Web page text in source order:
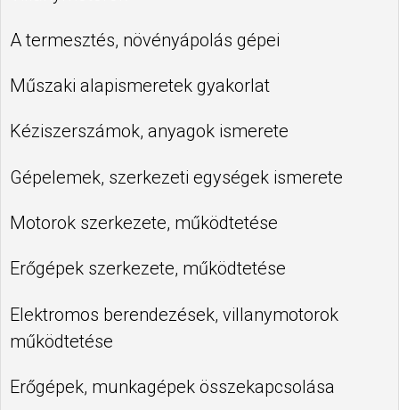
A termesztés, növényápolás gépei
Műszaki alapismeretek gyakorlat
Kéziszerszámok, anyagok ismerete
Gépelemek, szerkezeti egységek ismerete
Motorok szerkezete, működtetése
Erőgépek szerkezete, működtetése
Elektromos berendezések, villanymotorok
működtetése
Erőgépek, munkagépek összekapcsolása